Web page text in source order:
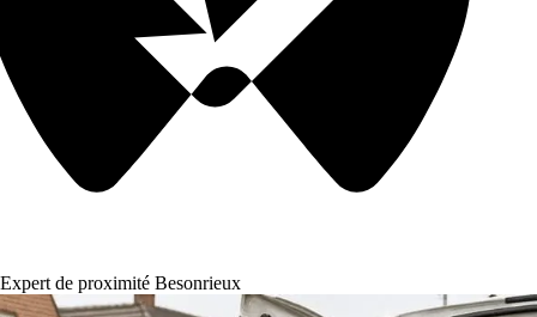
Expert de proximité Besonrieux